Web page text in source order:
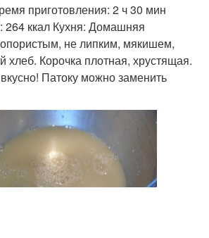
приготовления: 2 ч 30 мин
264 ккал Кухня: Домашняя
не липким, мякишем,
хлеб. Корочка плотная, хрустящая.
Патоку можно заменить